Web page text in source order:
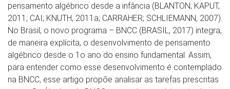
pensamento algébrico desde a infância (BLANTON; KAPUT,
2011; CAI; KNUTH, 2011a; CARRAHER; SCHLIEMANN, 2007).
No Brasil, o novo programa – BNCC (BRASIL, 2017) integra,
de maneira explícita, o desenvolvimento de pensamento
algébrico desde o 1o ano do ensino fundamental. Assim,
para entender como esse desenvolvimento é contemplado
na BNCC, esse artigo propõe analisar as tarefas prescritas